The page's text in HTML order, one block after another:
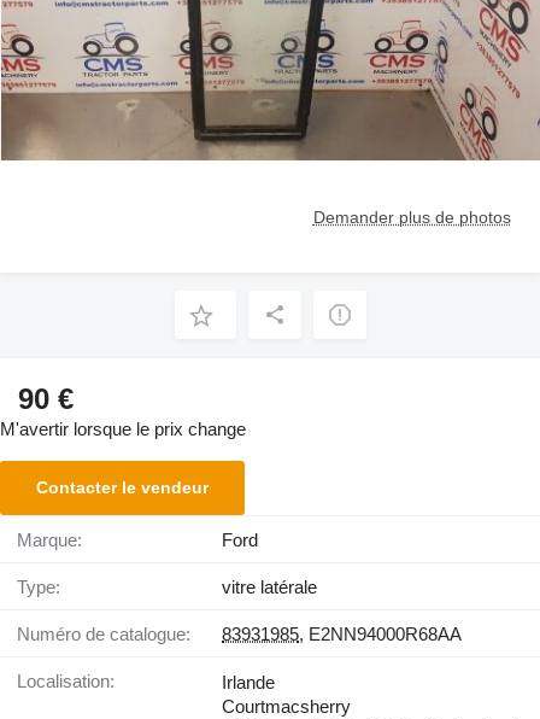
Demander plus de photos
90 €
M'avertir lorsque le prix change
Contacter le vendeur
Marque: Ford
Type: vitre latérale
Numéro de catalogue: 83931985, E2NN94000R68AA
Localisation:
Irlande
Courtmacsherry